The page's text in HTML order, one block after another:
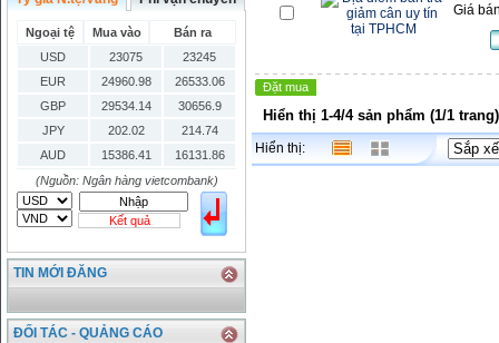
Ngoại tệ Mua vào
Bán ra
USD
23075
23245
EUR
24960.98
26533.06
GBP
29534.14
30656.9
JPY
202.02
214.74
AUD
15386.41
16131.86
HKD
2906.04
3028.6
SGD
16755.29
17427.08
THB
666.2
786.99
CAD
17223.74
18058.21
CHF
23161.62
24283.77
INR
0
(Nguồn: Ngân hàng vietcombank)
Kết quả
TIN MỚI ĐĂNG
ĐỐI TÁC - QUẢNG CÁO
Giá
Đặt mua
Hiển thị 1-4/4 sản phẩm (1/1 trang)
Hiển thị: